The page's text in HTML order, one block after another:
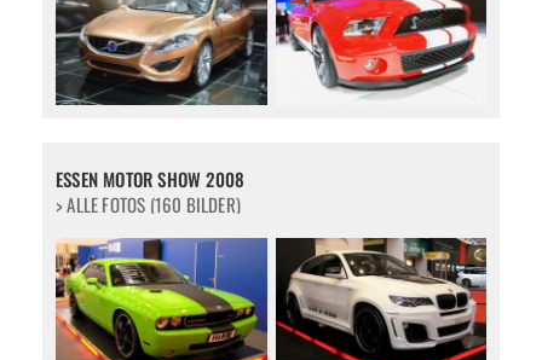
ESSEN MOTOR SHOW 2008
> ALLE FOTOS (160 BILDER)